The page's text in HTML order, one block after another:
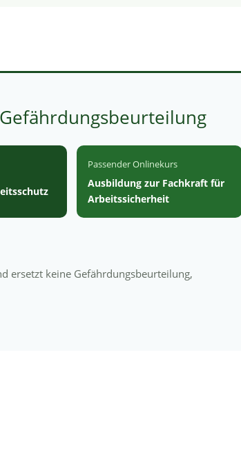
Passender Onlinekurs
Ausbildung zur Fachkraft für
Arbeitssicherheit
ersetzt keine Gefährdungsbeurteilung,